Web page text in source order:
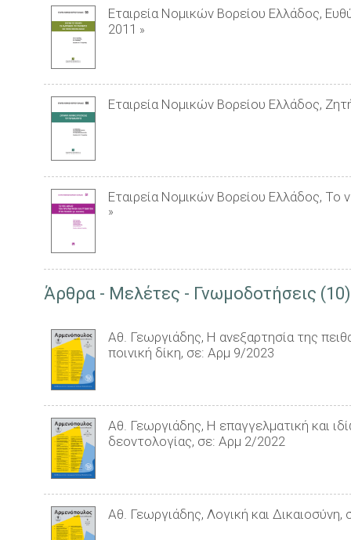
Εταιρεία Νομικών Βορείου Ελλάδος,
2011 »
Εταιρεία Νομικών Βορείου Ελλάδος,
Εταιρεία Νομικών Βορείου Ελλάδος,
»
Άρθρα - Μελέτες - Γνωμοδοτήσεις (10)
Αθ. Γεωργιάδης, Η ανεξαρτησία της
ποινική δίκη, σε: Αρμ 9/2023
Αθ. Γεωργιάδης, Η επαγγελματική και
δεοντολογίας, σε: Αρμ 2/2022
Αθ. Γεωργιάδης, Λογική και